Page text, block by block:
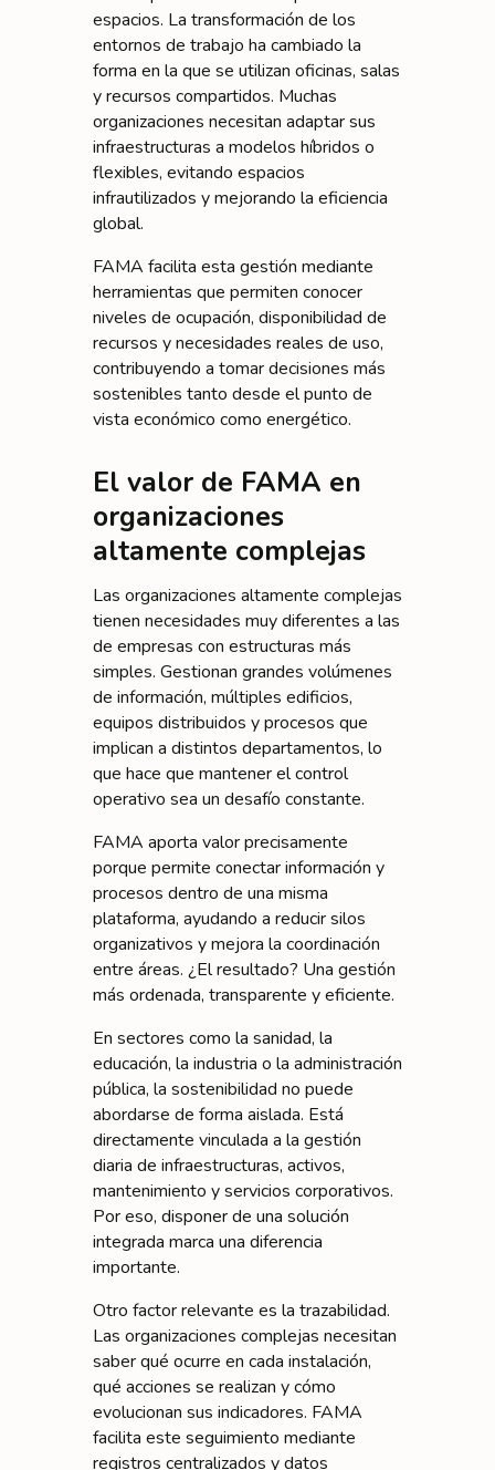
espacios. La transformación de los
entornos de trabajo ha cambiado la
forma en la que se utilizan oficinas, salas
y recursos compartidos. Muchas
organizaciones necesitan adaptar sus
infraestructuras a modelos híbridos o
flexibles, evitando espacios
infrautilizados y mejorando la eficiencia
global.
FAMA facilita esta gestión mediante
herramientas que permiten conocer
niveles de ocupación, disponibilidad de
recursos y necesidades reales de uso,
contribuyendo a tomar decisiones más
sostenibles tanto desde el punto de
vista económico como energético.
El valor de FAMA en
organizaciones
altamente complejas
Las organizaciones altamente complejas
tienen necesidades muy diferentes a las
de empresas con estructuras más
simples. Gestionan grandes volúmenes
de información, múltiples edificios,
equipos distribuidos y procesos que
implican a distintos departamentos, lo
que hace que mantener el control
operativo sea un desafío constante.
FAMA aporta valor precisamente
porque permite conectar información y
procesos dentro de una misma
plataforma, ayudando a reducir silos
organizativos y mejora la coordinación
entre áreas. ¿El resultado? Una gestión
más ordenada, transparente y eficiente.
En sectores como la sanidad, la
educación, la industria o la administración
pública, la sostenibilidad no puede
abordarse de forma aislada. Está
directamente vinculada a la gestión
diaria de infraestructuras, activos,
mantenimiento y servicios corporativos.
Por eso, disponer de una solución
integrada marca una diferencia
importante.
Otro factor relevante es la trazabilidad.
Las organizaciones complejas necesitan
saber qué ocurre en cada instalación,
qué acciones se realizan y cómo
evolucionan sus indicadores. FAMA
facilita este seguimiento mediante
registros centralizados y datos